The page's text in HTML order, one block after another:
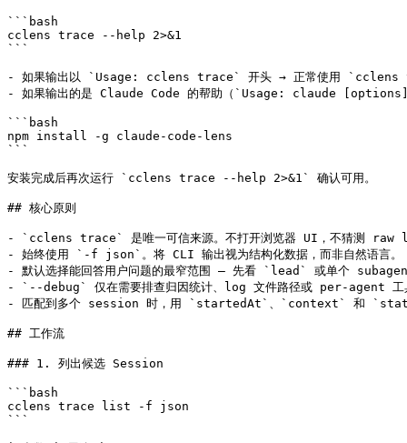
```bash
cclens trace --help 2>&1
```
- 如果输出以 `Usage: cclens trace` 开头 → 正常使用 `cclens
- 如果输出的是 Claude Code 的帮助（`Usage: claude
```bash
npm install -g claude-code-lens
```
安装完成后再次运行 `cclens trace --help 2>&1` 确认可用。
## 核心原则
- `cclens trace` 是唯一可信来源。不打开浏览器 UI，不猜测 raw
- 始终使用 `-f json`。将 CLI 输出视为结构化数据，而非自然语言。
- 默认选择能回答用户问题的最窄范围 — 先看 `lead` 或单个 subagent
- `--debug` 仅在需要排查归因统计、log 文件路径或 per-agent 工具
- 匹配到多个 session 时，用 `startedAt`、`context` 和
## 工作流
### 1. 列出候选 Session
```bash
cclens trace list -f json
```